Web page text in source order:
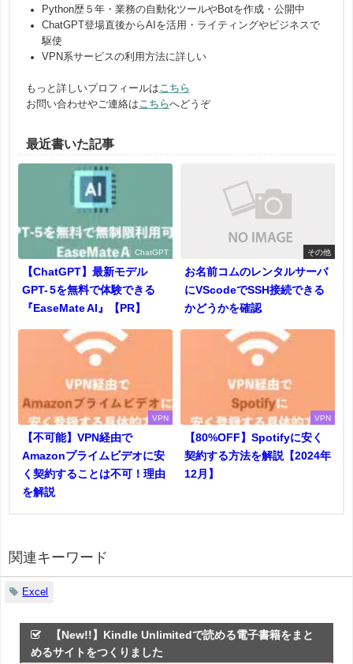
Python歴５年・業務の自動化ツールやBotを作成・公開中
ChatGPT登場直後からAIを活用・ライティングやビジネスで
駆使
VPN系サービスの利用方法に詳しい
もっと詳しいプロフィールはこちら
お問い合わせやご連絡はこちらへどうぞ
最近書いた記事
ChatGPT
【ChatGPT】最新モデル
GPT- 5を無料で体験できる
『EaseMate AI』【PR】
その他
お名前コムのレンタルサーバ
にVScodeでSSH接続できる
かどうかを確認
VPN
【不可能】VPN経由で
Amazonプライムビデオに安
く契約することは不可！理由
を解説
VPN
【80%OFF】Spotifyに安く
契約する方法を解説【2024年
12月】
関連キーワード
Excel
【New!!】Kindle Unlimitedで読める電子書籍をまと
めるサイトをつくりました